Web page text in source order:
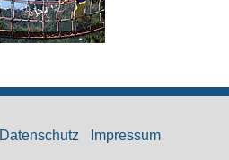
Datenschutz Impressum